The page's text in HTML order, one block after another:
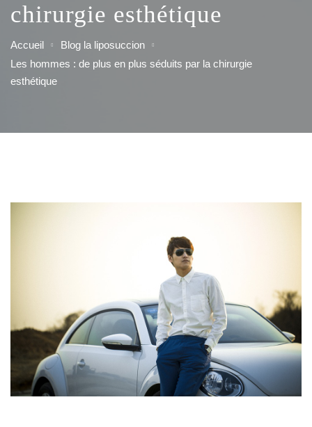
chirurgie esthétique
Accueil
Blog la liposuccion
Les hommes : de plus en plus séduits par la chirurgie
esthétique